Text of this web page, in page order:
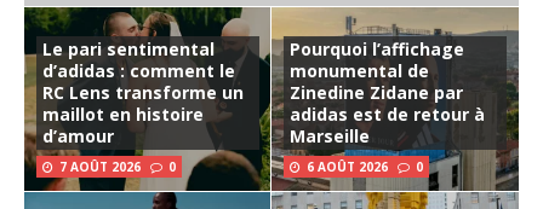
Le pari sentimental
d’adidas : comment le
RC Lens transforme un
maillot en histoire
d’amour
7 AOÛT 2026 0
Pourquoi l’affichage
monumental de
Zinedine Zidane par
adidas est de retour à
Marseille
6 AOÛT 2026 0